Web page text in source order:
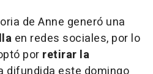
de Anne generó una
en redes sociales, por lo
por retirar la